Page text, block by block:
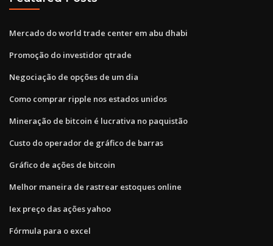
Mercado do world trade center em abu dhabi
Promoção do investidor qtrade
Negociação de opções de um dia
Como comprar ripple nos estados unidos
Mineração de bitcoin é lucrativa no paquistão
Custo do operador de gráfico de barras
Gráfico de ações de bitcoin
Melhor maneira de rastrear estoques online
Iex preço das ações yahoo
Fórmula para o excel